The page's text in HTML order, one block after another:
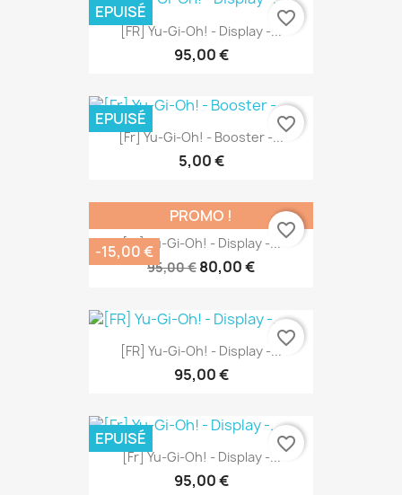
[FR] Yu-Gi-Oh! - Display -...
95,00 €
EPUISÉ favorite_border
[Fr] Yu-Gi-Oh! - Booster -...
5,00 €
EPUISÉ favorite_border
[Fr] Yu-Gi-Oh! - Display -...
95,00 € 80,00 €
PROMO !
-15,00 €
favorite_border
[FR] Yu-Gi-Oh! - Display -...
95,00 €
favorite_border
[Fr] Yu-Gi-Oh! - Display -...
95,00 €
EPUISÉ favorite_border